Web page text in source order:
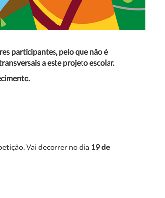
participantes, pelo que não é
a este projeto escolar.
Vai decorrer no dia 19 de